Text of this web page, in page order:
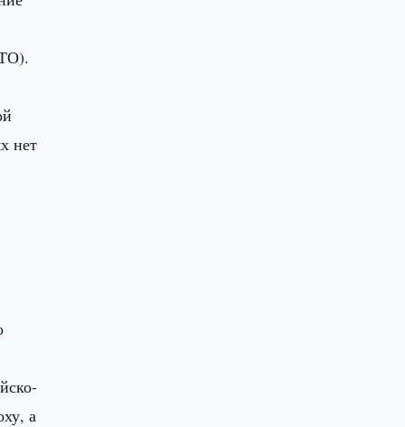
нет
а